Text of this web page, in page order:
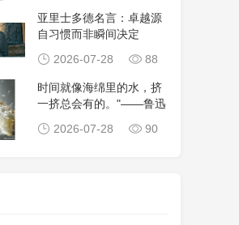
亚里士多德名言：卓越源
自习惯而非瞬间决定
2026-07-28
88
时间就像海绵里的水，挤
一挤总会有的。"——鲁迅
2026-07-28
90